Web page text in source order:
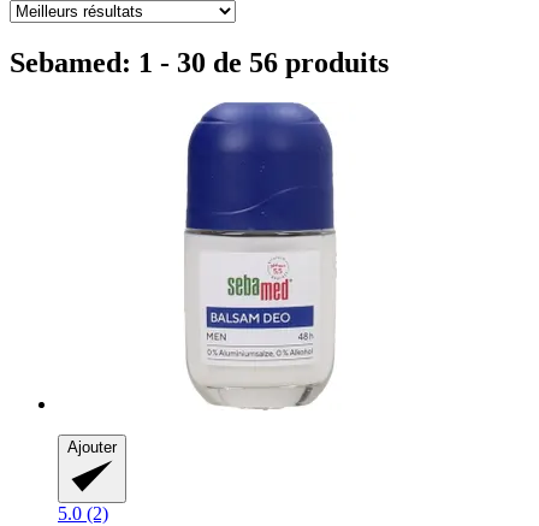
Sebamed: 1 - 30 de 56 produits
Ajouter
5.0 (2)